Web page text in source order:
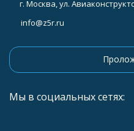
г. Москва, ул.
info@z5r.ru
Мы в социальных сетях: